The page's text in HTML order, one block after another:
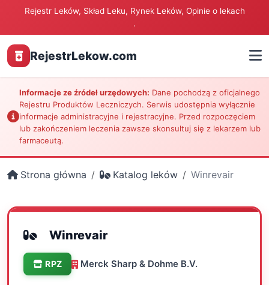
Rejestr Leków, Skład Leku, Rynek Leków, Opinie o lekach
.
RejestrLekow.com
Informacje ze źródeł urzędowych: Dane pochodzą z oficjalnego
Rejestru Produktów Leczniczych. Serwis udostępnia wyłącznie
informacje administracyjne i rejestracyjne. Przed rozpoczęciem
lub zakończeniem leczenia zawsze skonsultuj się z lekarzem lub
farmaceutą.
Strona główna Katalog leków Winrevair
Winrevair
RPZ Merck Sharp & Dohme B.V.